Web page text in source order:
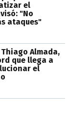
el
"No
ataques"
Almada,
que llega a
el